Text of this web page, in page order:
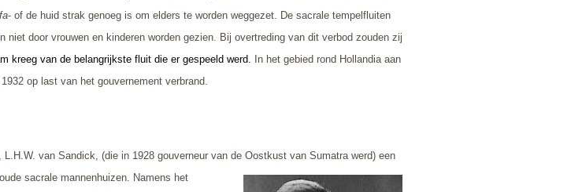
- of de huid strak genoeg is om elders te worden weggezet. De sacrale tempelfluiten
door vrouwen en kinderen worden gezien. Bij overtreding van dit verbod zouden zij
kreeg van de belangrijkste fluit die er gespeeld werd.
In het gebied rond Hollandia aan
op last van het gouvernement verbrand.
van Sandick, (die in 1928 gouverneur van de Oostkust van Sumatra werd) een
sacrale mannenhuizen. Namens het